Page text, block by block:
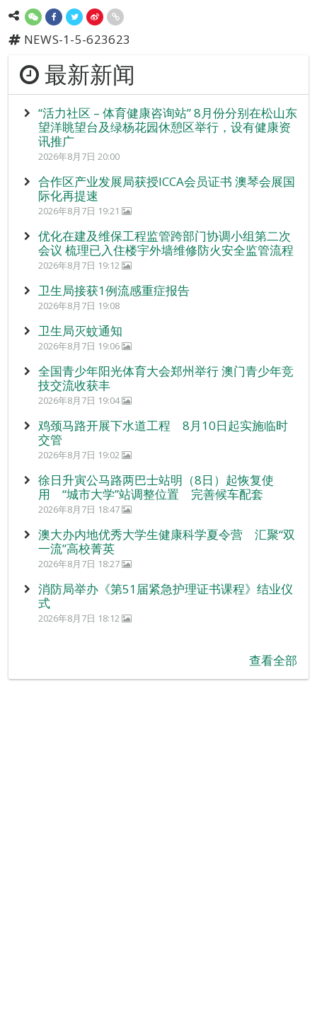
NEWS-1-5-623623
最新新闻
“活力社区 – 体育健康咨询站” 8月份分别在松山东
望洋眺望台及绿杨花园休憩区举行，设有健康资
讯推广
2026年8月7日 20:00
合作区产业发展局获授ICCA会员证书 澳琴会展国
际化再提速
2026年8月7日 19:21
优化在建及维保工程监管跨部门协调小组第二次
会议 梳理已入住楼宇外墙维修防火安全监管流程
2026年8月7日 19:12
卫生局接获1例流感重症报告
2026年8月7日 19:08
卫生局灭蚊通知
2026年8月7日 19:06
全国青少年阳光体育大会郑州举行 澳门青少年竞
技交流收获丰
2026年8月7日 19:04
鸡颈马路开展下水道工程 8月10日起实施临时
交管
2026年8月7日 19:02
徐日升寅公马路两巴士站明（8日）起恢复使
用 “城市大学”站调整位置 完善候车配套
2026年8月7日 18:47
澳大办内地优秀大学生健康科学夏令营 汇聚“双
一流”高校菁英
2026年8月7日 18:27
消防局举办《第51届紧急护理证书课程》结业仪
式
2026年8月7日 18:12
查看全部